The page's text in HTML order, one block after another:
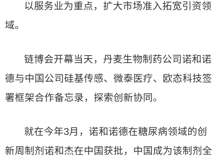
以服务业为重点，扩大市场准入拓宽引资领
域。
链博会开幕当天，丹麦生物制药公司诺和诺
德与中国公司硅基传感、微泰医疗、欧态科技签
署框架合作备忘录，探索创新协同。
就在今年3月，诺和诺德在糖尿病领域的创
新周制剂诺和杰在中国获批，中国成为该制剂全